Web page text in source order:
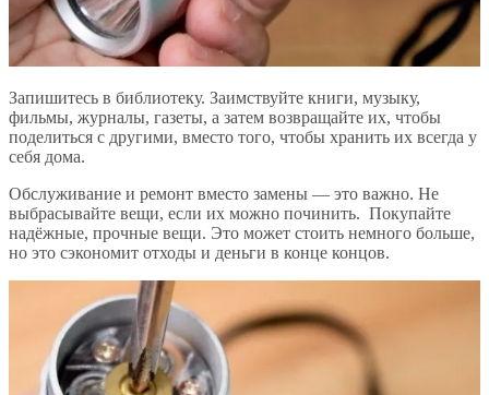
Запишитесь в библиотеку. Заимствуйте книги, музыку,
фильмы, журналы, газеты, а затем возвращайте их, чтобы
поделиться с другими, вместо того, чтобы хранить их всегда у
себя дома.
Обслуживание и ремонт вместо замены — это важно. Не
выбрасывайте вещи, если их можно починить. Покупайте
надёжные, прочные вещи. Это может стоить немного больше,
но это сэкономит отходы и деньги в конце концов.